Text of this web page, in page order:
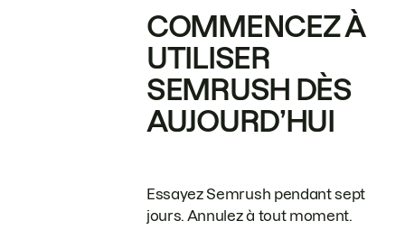
COMMENCEZ À
UTILISER
SEMRUSH DÈS
AUJOURD’HUI
Essayez Semrush pendant sept
jours. Annulez à tout moment.